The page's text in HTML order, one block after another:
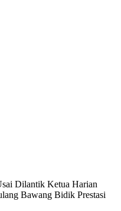
Dilantik Ketua Harian
Bawang Bidik Prestasi